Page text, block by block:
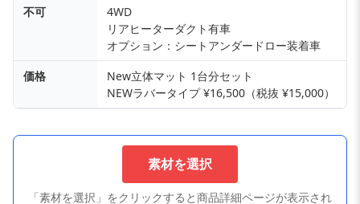
不可
4WD
リアヒーターダクト有車
オプション：シートアンダードロー装着車
価格
New立体マット 1台分セット
NEWラバータイプ ¥16,500（税抜 ¥15,000）
素材を選択
「素材を選択」をクリックすると商品詳細ページが表示され